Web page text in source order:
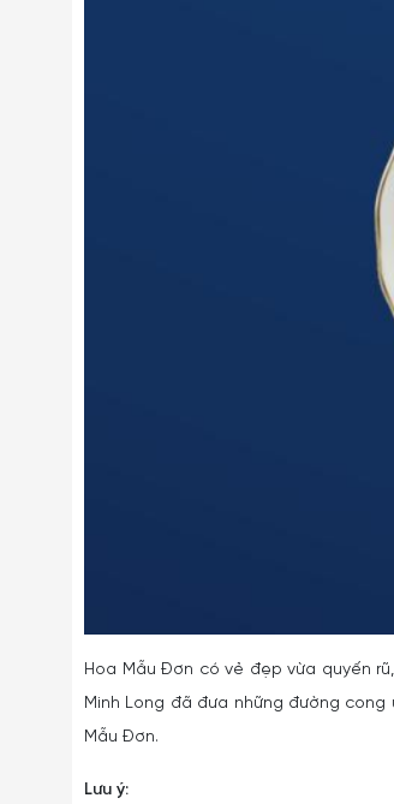
Hoa Mẫu Đơn có vẻ đẹp vừa quyến
Minh Long đã đưa những đường
Mẫu Đơn.
Lưu ý: